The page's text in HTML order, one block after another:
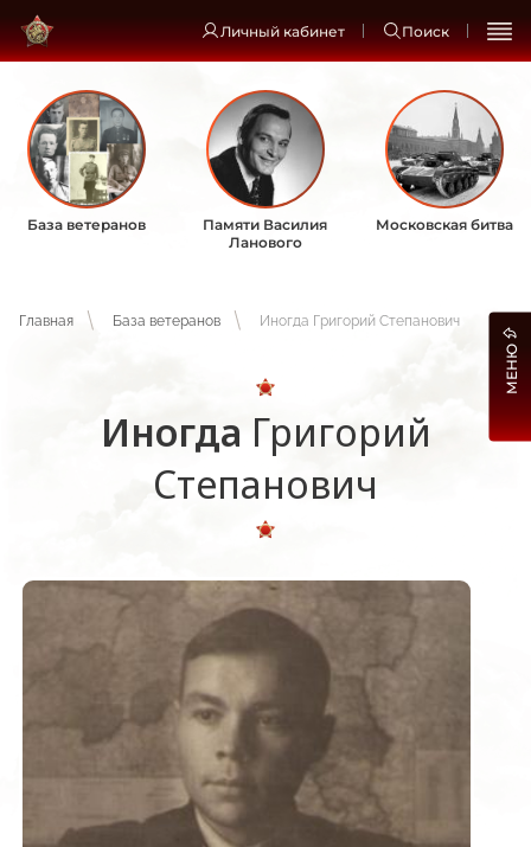
Личный кабинет Поиск
База ветеранов
Памяти Василия
Ланового
Московская битва
Главная База ветеранов Иногда Григорий Степанович
Иногда Григорий
Степанович
МЕНЮ